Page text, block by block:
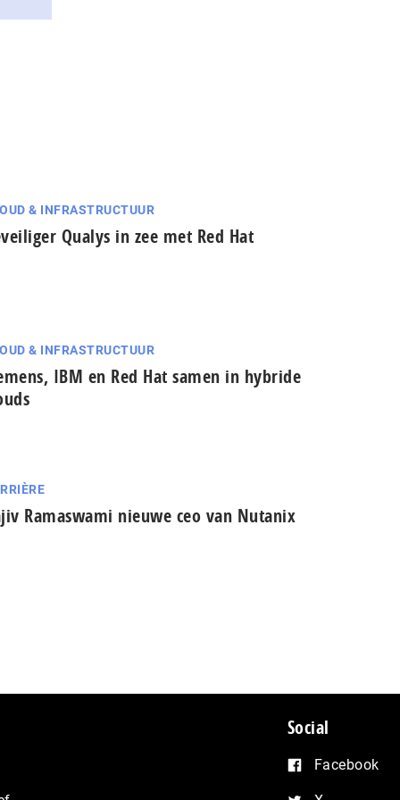
& INFRASTRUCTUUR
Qualys in zee met Red Hat
& INFRASTRUCTUUR
IBM en Red Hat samen in hybride
Ramaswami nieuwe ceo van Nutanix
Social
Facebook